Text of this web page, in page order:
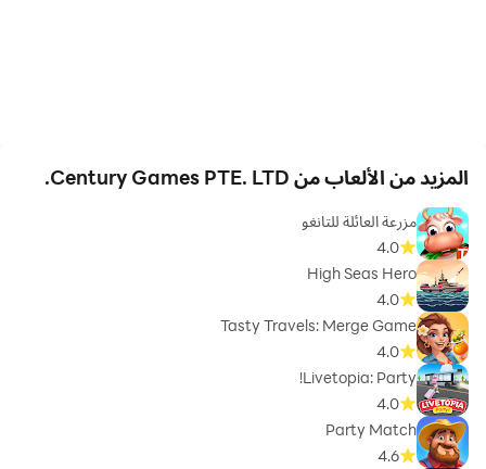
المزيد من الألعاب من Century Games PTE. LTD.
مزرعة العائلة للتانغو
4.0
High Seas Hero
4.0
Tasty Travels: Merge Game
4.0
Livetopia: Party!
4.0
Party Match
4.6